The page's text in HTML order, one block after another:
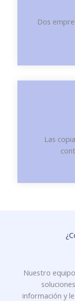
Dos
Las
Nuestro
información y